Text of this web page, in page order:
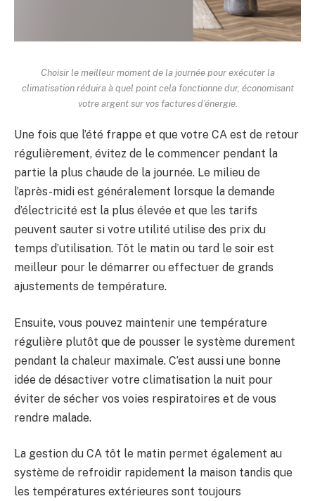
Choisir le meilleur moment de la journée pour exécuter la
climatisation réduira à quel point cela fonctionne dur, économisant
votre argent sur vos factures d’énergie.
Une fois que l’été frappe et que votre CA est de retour
régulièrement, évitez de le commencer pendant la
partie la plus chaude de la journée. Le milieu de
l’après-midi est généralement lorsque la demande
d’électricité est la plus élevée et que les tarifs
peuvent sauter si votre utilité utilise des prix du
temps d’utilisation. Tôt le matin ou tard le soir est
meilleur pour le démarrer ou effectuer de grands
ajustements de température.
Ensuite, vous pouvez maintenir une température
régulière plutôt que de pousser le système durement
pendant la chaleur maximale. C’est aussi une bonne
idée de désactiver votre climatisation la nuit pour
éviter de sécher vos voies respiratoires et de vous
rendre malade.
La gestion du CA tôt le matin permet également au
système de refroidir rapidement la maison tandis que
les températures extérieures sont toujours